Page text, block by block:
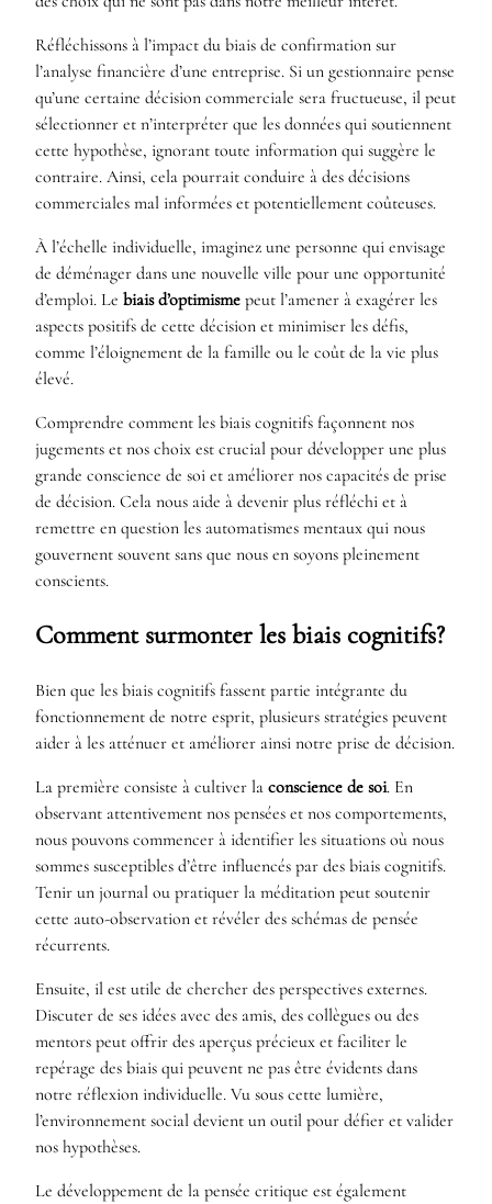
Réfléchissons à l’impact du biais de confirmation sur
l’analyse financière d’une entreprise. Si un gestionnaire pense
qu’une certaine décision commerciale sera fructueuse, il peut
sélectionner et n’interpréter que les données qui soutiennent
cette hypothèse, ignorant toute information qui suggère le
contraire. Ainsi, cela pourrait conduire à des décisions
commerciales mal informées et potentiellement coûteuses.
À l’échelle individuelle, imaginez une personne qui envisage
de déménager dans une nouvelle ville pour une opportunité
d’emploi. Le biais d’optimisme peut l’amener à exagérer les
aspects positifs de cette décision et minimiser les défis,
comme l’éloignement de la famille ou le coût de la vie plus
élevé.
Comprendre comment les biais cognitifs façonnent nos
jugements et nos choix est crucial pour développer une plus
grande conscience de soi et améliorer nos capacités de prise
de décision. Cela nous aide à devenir plus réfléchi et à
remettre en question les automatismes mentaux qui nous
gouvernent souvent sans que nous en soyons pleinement
conscients.
Comment surmonter les biais cognitifs?
Bien que les biais cognitifs fassent partie intégrante du
fonctionnement de notre esprit, plusieurs stratégies peuvent
aider à les atténuer et améliorer ainsi notre prise de décision.
La première consiste à cultiver la conscience de soi. En
observant attentivement nos pensées et nos comportements,
nous pouvons commencer à identifier les situations où nous
sommes susceptibles d’être influencés par des biais cognitifs.
Tenir un journal ou pratiquer la méditation peut soutenir
cette auto-observation et révéler des schémas de pensée
récurrents.
Ensuite, il est utile de chercher des perspectives externes.
Discuter de ses idées avec des amis, des collègues ou des
mentors peut offrir des aperçus précieux et faciliter le
repérage des biais qui peuvent ne pas être évidents dans
notre réflexion individuelle. Vu sous cette lumière,
l’environnement social devient un outil pour défier et valider
nos hypothèses.
Le développement de la pensée critique est également